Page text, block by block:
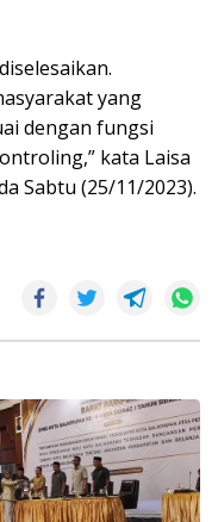
yang
dengan fungsi
kata Laisa
Sabtu (25/11/2023).